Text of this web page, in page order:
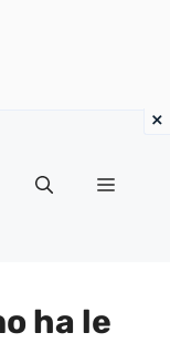
Menu
ha le